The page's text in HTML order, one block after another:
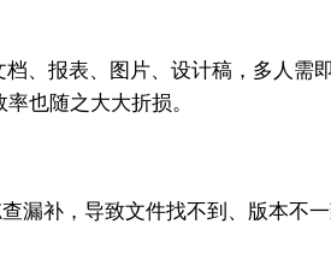
、报表、图片、设计稿，多人
也随之大大折损。
漏补，导致文件找不到、版本不